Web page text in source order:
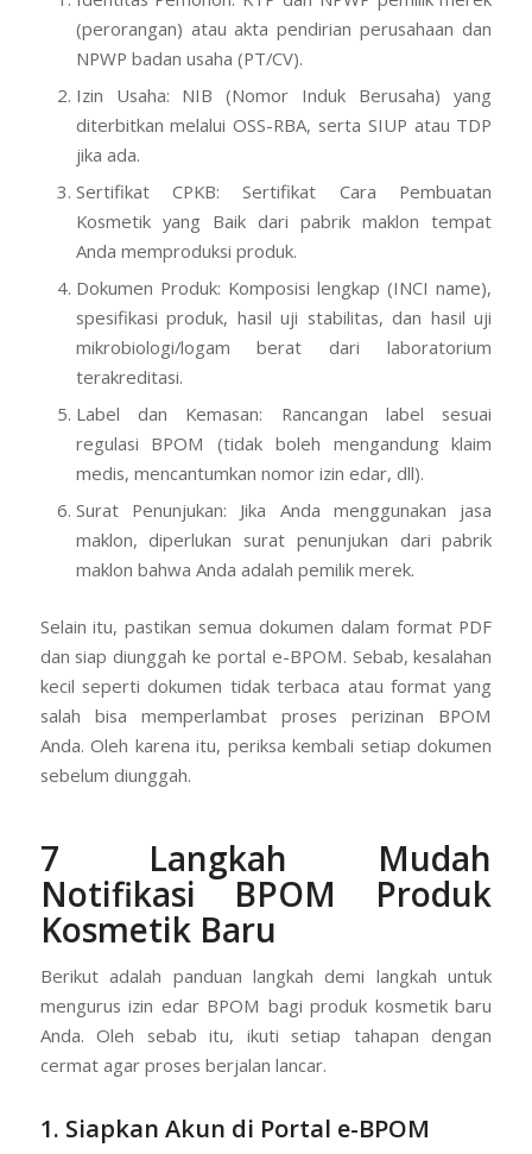
(perorangan) atau akta pendirian perusahaan dan
NPWP badan usaha (PT/CV).
Izin Usaha: NIB (Nomor Induk Berusaha) yang
diterbitkan melalui OSS-RBA, serta SIUP atau TDP
jika ada.
Sertifikat CPKB: Sertifikat Cara Pembuatan
Kosmetik yang Baik dari pabrik maklon tempat
Anda memproduksi produk.
Dokumen Produk: Komposisi lengkap (INCI name),
spesifikasi produk, hasil uji stabilitas, dan hasil uji
mikrobiologi/logam berat dari laboratorium
terakreditasi.
Label dan Kemasan: Rancangan label sesuai
regulasi BPOM (tidak boleh mengandung klaim
medis, mencantumkan nomor izin edar, dll).
Surat Penunjukan: Jika Anda menggunakan jasa
maklon, diperlukan surat penunjukan dari pabrik
maklon bahwa Anda adalah pemilik merek.
Selain itu, pastikan semua dokumen dalam format PDF
dan siap diunggah ke portal e-BPOM. Sebab, kesalahan
kecil seperti dokumen tidak terbaca atau format yang
salah bisa memperlambat proses perizinan BPOM
Anda. Oleh karena itu, periksa kembali setiap dokumen
sebelum diunggah.
7 Langkah Mudah
Notifikasi BPOM Produk
Kosmetik Baru
Berikut adalah panduan langkah demi langkah untuk
mengurus izin edar BPOM bagi produk kosmetik baru
Anda. Oleh sebab itu, ikuti setiap tahapan dengan
cermat agar proses berjalan lancar.
1. Siapkan Akun di Portal e-BPOM